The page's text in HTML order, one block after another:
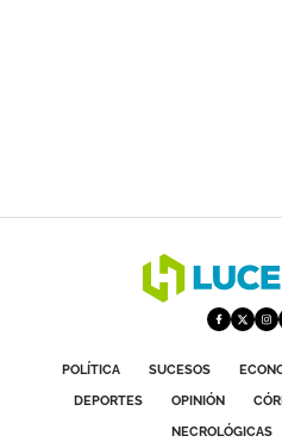
POLÍTICA SUCESOS
DEPORTES
OPINIÓN
NECROLÓGICAS